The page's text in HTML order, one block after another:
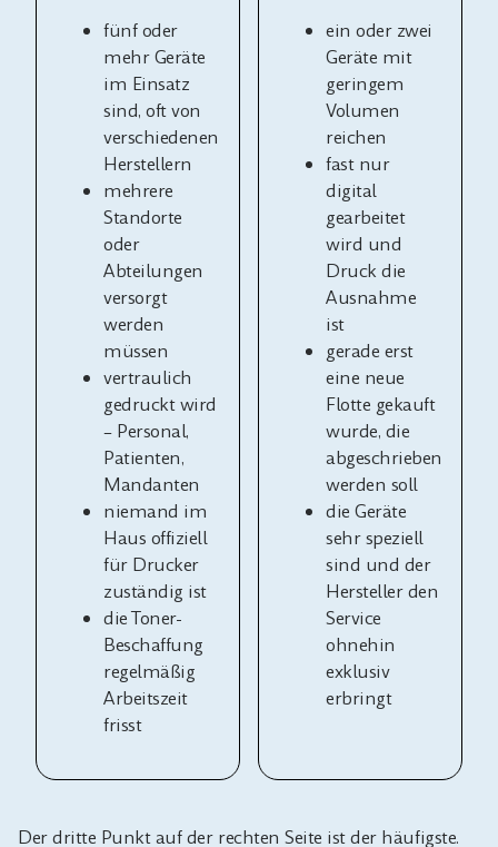
fünf oder
mehr Geräte
im Einsatz
sind, oft von
verschiedenen
Herstellern
mehrere
Standorte
oder
Abteilungen
versorgt
werden
müssen
vertraulich
gedruckt wird
– Personal,
Patienten,
Mandanten
niemand im
Haus offiziell
für Drucker
zuständig ist
die Toner-
Beschaffung
regelmäßig
Arbeitszeit
frisst
ein oder zwei
Geräte mit
geringem
Volumen
reichen
fast nur
digital
gearbeitet
wird und
Druck die
Ausnahme
ist
gerade erst
eine neue
Flotte gekauft
wurde, die
abgeschrieben
werden soll
die Geräte
sehr speziell
sind und der
Hersteller den
Service
ohnehin
exklusiv
erbringt
Der dritte Punkt auf der rechten Seite ist der häufigste.